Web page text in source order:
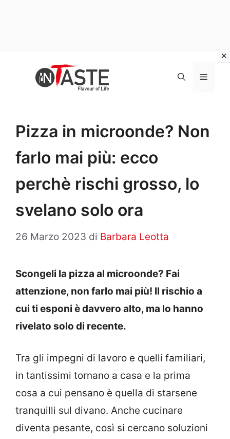
Menu
Pizza in microonde? Non
farlo mai più: ecco
perchè rischi grosso, lo
svelano solo ora
26 Marzo 2023 di Barbara Leotta
Scongeli la pizza al microonde? Fai
attenzione, non farlo mai più! Il rischio a
cui ti esponi è davvero alto, ma lo hanno
rivelato solo di recente.
Tra gli impegni di lavoro e quelli familiari,
in tantissimi tornano a casa e la prima
cosa a cui pensano è quella di starsene
tranquilli sul divano. Anche cucinare
diventa pesante, così si cercano soluzioni